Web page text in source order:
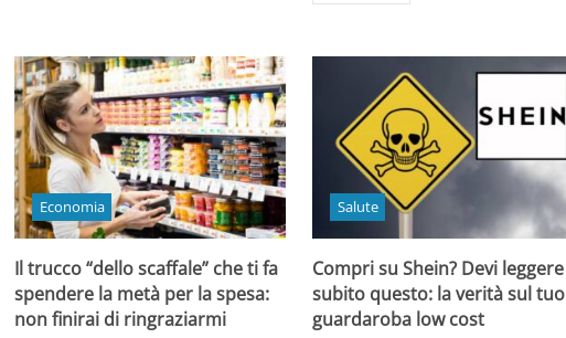
Economia
Il trucco “dello scaffale” che ti fa
spendere la metà per la spesa:
non finirai di ringraziarmi
Salute
Compri su Shein? Devi leggere
subito questo: la verità sul tuo
guardaroba low cost